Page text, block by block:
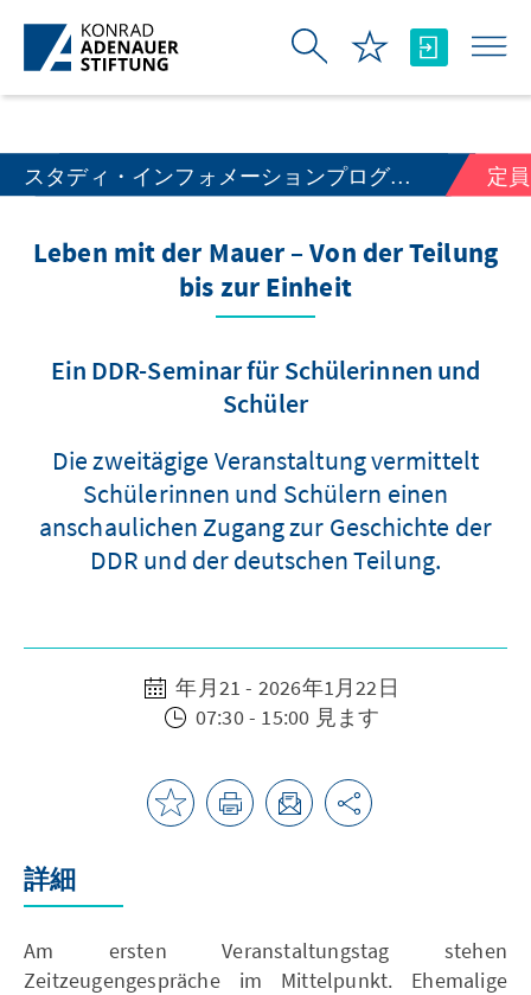
メインコンテンツにスキップ
スタディ・インフォメーションプログラム 定
Leben mit der Mauer – Von der Teilung
bis zur Einheit
Ein DDR-Seminar für Schülerinnen und
Schüler
Die zweitägige Veranstaltung vermittelt
Schülerinnen und Schülern einen
anschaulichen Zugang zur Geschichte der
DDR und der deutschen Teilung.
年月21 - 2026年1月22日
07:30 - 15:00 見ます
詳細
Am ersten Veranstaltungstag stehen
Zeitzeugengespräche im Mittelpunkt. Ehemalige